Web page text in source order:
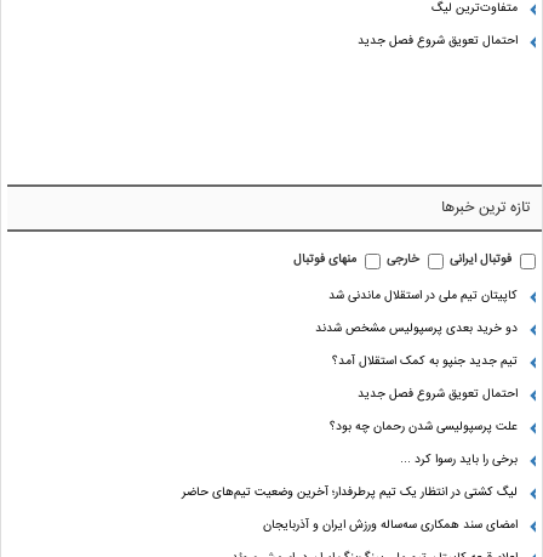
متفاوت‌ترین لیگ
احتمال تعویق شروع فصل جدید
تازه ترین خبرها
فوتبال ایرانی خارجی
منهای فوتبال
کاپیتان تیم ملی در استقلال ماندنی شد
دو خرید بعدی پرسپولیس مشخص شدند
تیم جدید جنپو به کمک استقلال آمد؟
احتمال تعویق شروع فصل جدید
علت پرسپولیسی شدن رحمان چه بود؟
برخی را باید رسوا کرد …
لیگ کشتی در انتظار یک تیم پرطرفدار؛ آخرین وضعیت تیم‌های حاضر
امضای سند همکاری سه‌ساله ورزش ایران و آذربایجان